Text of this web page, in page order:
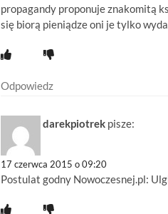
propagandy proponuje znakomitą
się biorą pieniądze oni je tylko
Odpowiedz
darekpiotrek pisze:
17 czerwca 2015 o 09:20
Postulat godny Nowoczesnej.pl: